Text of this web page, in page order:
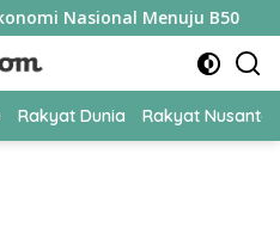
Nasional Menuju B50
Rakyat Dunia Rakyat